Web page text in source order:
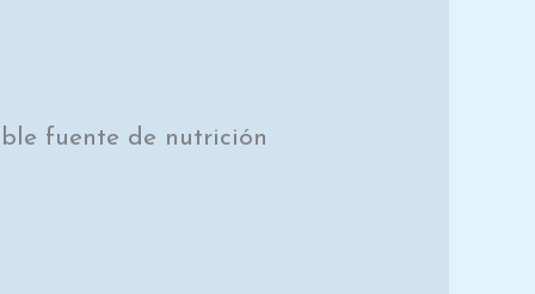
fuente de nutrición